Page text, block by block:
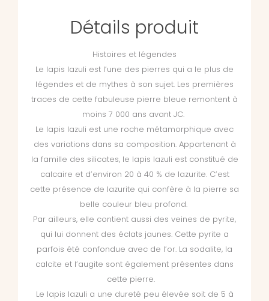
Détails produit
Histoires et légendes
Le lapis lazuli est l’une des pierres qui a le plus de
légendes et de mythes à son sujet. Les premières
traces de cette fabuleuse pierre bleue remontent à
moins 7 000 ans avant JC.
Le lapis lazuli est une roche métamorphique avec
des variations dans sa composition. Appartenant à
la famille des silicates, le lapis lazuli est constitué de
calcaire et d’environ 20 à 40 % de lazurite. C’est
cette présence de lazurite qui confère à la pierre sa
belle couleur bleu profond.
Par ailleurs, elle contient aussi des veines de pyrite,
qui lui donnent des éclats jaunes. Cette pyrite a
parfois été confondue avec de l’or. La sodalite, la
calcite et l’augite sont également présentes dans
cette pierre.
Le lapis lazuli a une dureté peu élevée soit de 5 à